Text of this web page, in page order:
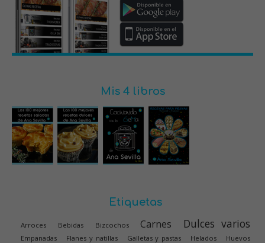
Mis 4 libros
Etiquetas
Arroces Bebidas Bizcochos Carnes Dulces varios
Empanadas Flanes y natillas Galletas y pastas Helados Huevos